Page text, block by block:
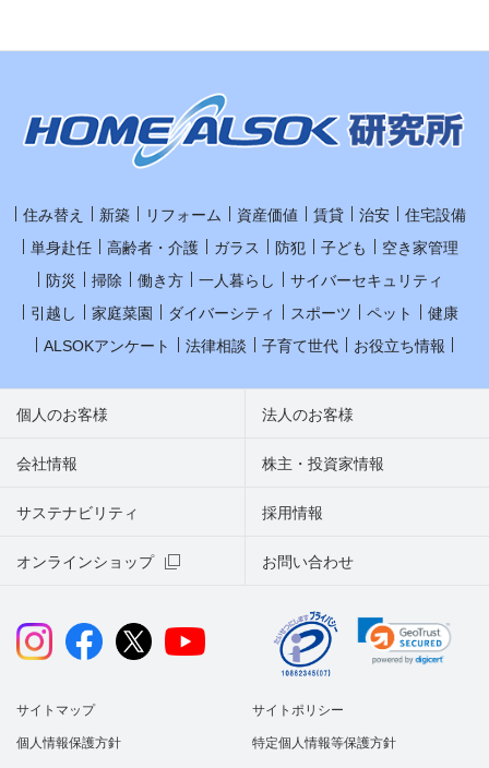
住み替え 新築 リフォーム 資産価値 賃貸 治安
住宅設備
単身赴任
高齢者・介護 ガラス 防犯 子ども
空き家管理
防災
掃除 働き方 一人暮らし
サイバーセキュリティ
引越し
家庭菜園 ダイバーシティ スポーツ ペット
健康
ALSOKアンケート
法律相談 子育て世代 お役立ち情報
個人のお客様 法人のお客様
会社情報 株主・投資家情報
サステナビリティ
オンラインショップ お問い合わせ
採用情報
サイトマップ サイトポリシー
個人情報保護方針 特定個人情報等保護方針